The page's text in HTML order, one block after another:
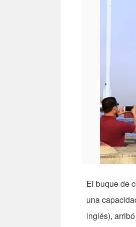
El buque de
una
inglés),